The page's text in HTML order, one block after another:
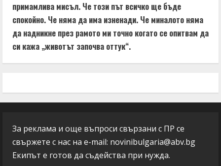
примамлива мисъл. Че този път всичко ще бъде
спокойно. Че няма да има изненади. Че миналото няма
да надникне през рамото ми точно когато се опитвам да
си кажа „животът започва оттук“.
За реклама и още въпроси свързани с ПР се
свържете с нас на e-mail: novinibulgaria@abv.bg
Екипът е готов да съдейства при нужда.